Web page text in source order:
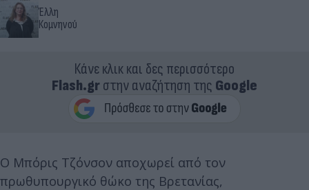
Έλλη
Κομνηνού
Κάνε κλικ και δες περισσότερο
Flash.grστην αναζήτηση της Google
Ο Μπόρις Τζόνσον αποχωρεί από τον
πρωθυπουργικό θώκο της Βρετανίας,